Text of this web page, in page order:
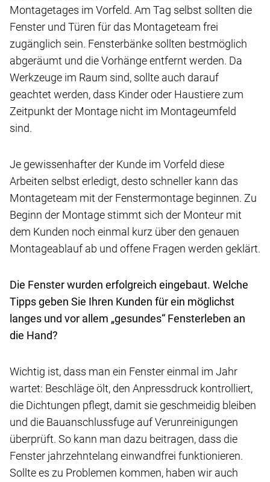
Montagetages im Vorfeld. Am Tag selbst sollten die
Fenster und Türen für das Montageteam frei
zugänglich sein. Fensterbänke sollten bestmöglich
abgeräumt und die Vorhänge entfernt werden. Da
Werkzeuge im Raum sind, sollte auch darauf
geachtet werden, dass Kinder oder Haustiere zum
Zeitpunkt der Montage nicht im Montageumfeld
sind.
Je gewissenhafter der Kunde im Vorfeld diese
Arbeiten selbst erledigt, desto schneller kann das
Montageteam mit der Fenstermontage beginnen. Zu
Beginn der Montage stimmt sich der Monteur mit
dem Kunden noch einmal kurz über den genauen
Montageablauf ab und offene Fragen werden geklärt.
Die Fenster wurden erfolgreich eingebaut. Welche
Tipps geben Sie Ihren Kunden für ein möglichst
langes und vor allem „gesundes“ Fensterleben an
die Hand?
Wichtig ist, dass man ein Fenster einmal im Jahr
wartet: Beschläge ölt, den Anpressdruck kontrolliert,
die Dichtungen pflegt, damit sie geschmeidig bleiben
und die Bauanschlussfuge auf Verunreinigungen
überprüft. So kann man dazu beitragen, dass die
Fenster jahrzehntelang einwandfrei funktionieren.
Sollte es zu Problemen kommen, haben wir auch